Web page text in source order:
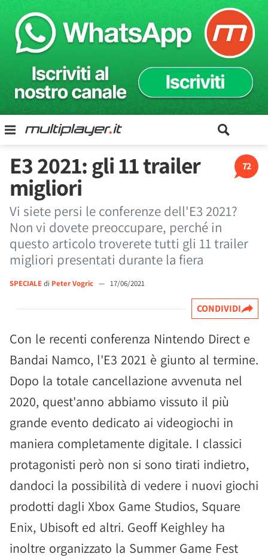
72
E3 2021: gli 11 trailer
migliori
Vi siete persi le conferenze dell'E3 2021?
Non vi dovete preoccupare, perché in
questo articolo troverete tutti gli 11 trailer
migliori presentati durante la fiera
SPECIALEdi Peter Vogric — 17/06/2021
CONDIVIDI
Con le recenti conferenza Nintendo Direct e
Bandai Namco, l'E3 2021 è giunto al termine.
Dopo la totale cancellazione avvenuta nel
2020, quest'anno abbiamo vissuto il più
grande evento dedicato ai videogiochi in
maniera completamente digitale. I classici
protagonisti però non si sono tirati indietro,
dandoci la possibilità di vedere i nuovi giochi
prodotti dagli Xbox Game Studios, Square
Enix, Ubisoft ed altri. Geoff Keighley ha
inoltre organizzato la Summer Game Fest